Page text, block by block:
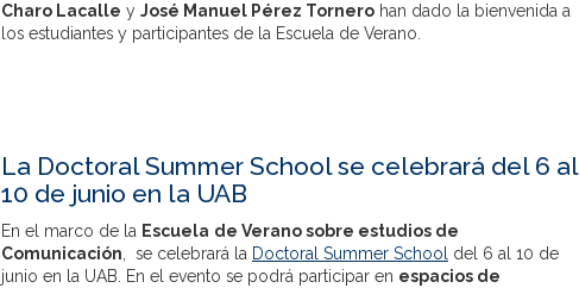
Charo Lacalle y José Manuel Pérez Tornerohan dado la bienvenida a
los estudiantes y participantes de la Escuela de Verano.
La Doctoral Summer School se celebrará del 6 al
10 de junio en la UAB
En el marco de la Escuela de Verano sobre estudios de
Comunicación , se celebrará la Doctoral Summer School
del 6 al 10 de
junio en la UAB. En el evento se podrá participar en espacios de